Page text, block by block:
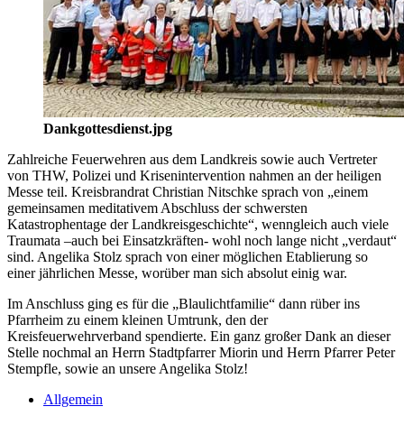
Dankgottesdienst.jpg
Zahlreiche Feuerwehren aus dem Landkreis sowie auch Vertreter
von THW, Polizei und Krisenintervention nahmen an der heiligen
Messe teil. Kreisbrandrat Christian Nitschke sprach von „einem
gemeinsamen meditativem Abschluss der schwersten
Katastrophentage der Landkreisgeschichte“, wenngleich auch viele
Traumata –auch bei Einsatzkräften- wohl noch lange nicht „verdaut“
sind. Angelika Stolz sprach von einer möglichen Etablierung so
einer jährlichen Messe, worüber man sich absolut einig war.
Im Anschluss ging es für die „Blaulichtfamilie“ dann rüber ins
Pfarrheim zu einem kleinen Umtrunk, den der
Kreisfeuerwehrverband spendierte. Ein ganz großer Dank an dieser
Stelle nochmal an Herrn Stadtpfarrer Miorin und Herrn Pfarrer Peter
Stempfle, sowie an unsere Angelika Stolz!
Allgemein